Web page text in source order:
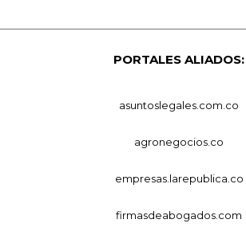
PORTALES ALIADOS:
asuntoslegales.com.co
agronegocios.co
empresas.larepublica.co
firmasdeabogados.com